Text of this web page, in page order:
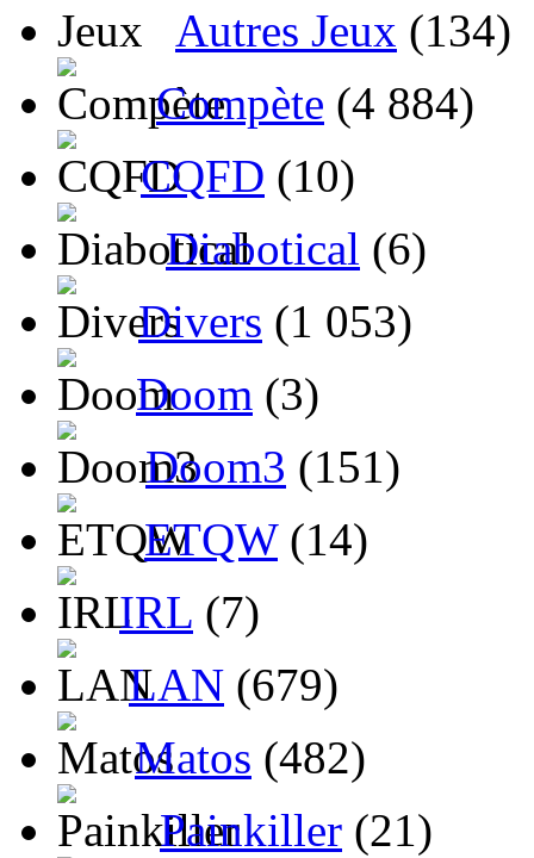
Autres Jeux (134)
Compète (4 884)
CQFD (10)
Diabotical (6)
Divers (1 053)
Doom (3)
Doom3 (151)
ETQW(14)
IRL (7)
LAN (679)
Matos (482)
Painkiller (21)